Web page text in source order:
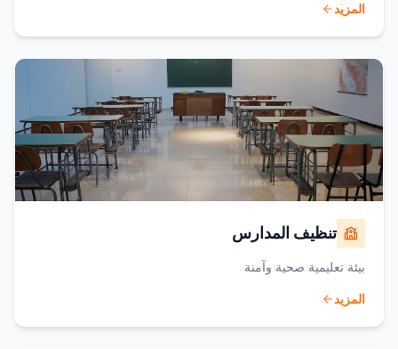
المزيد
تنظيف المدارس
بيئة تعليمية صحية وآمنة
المزيد